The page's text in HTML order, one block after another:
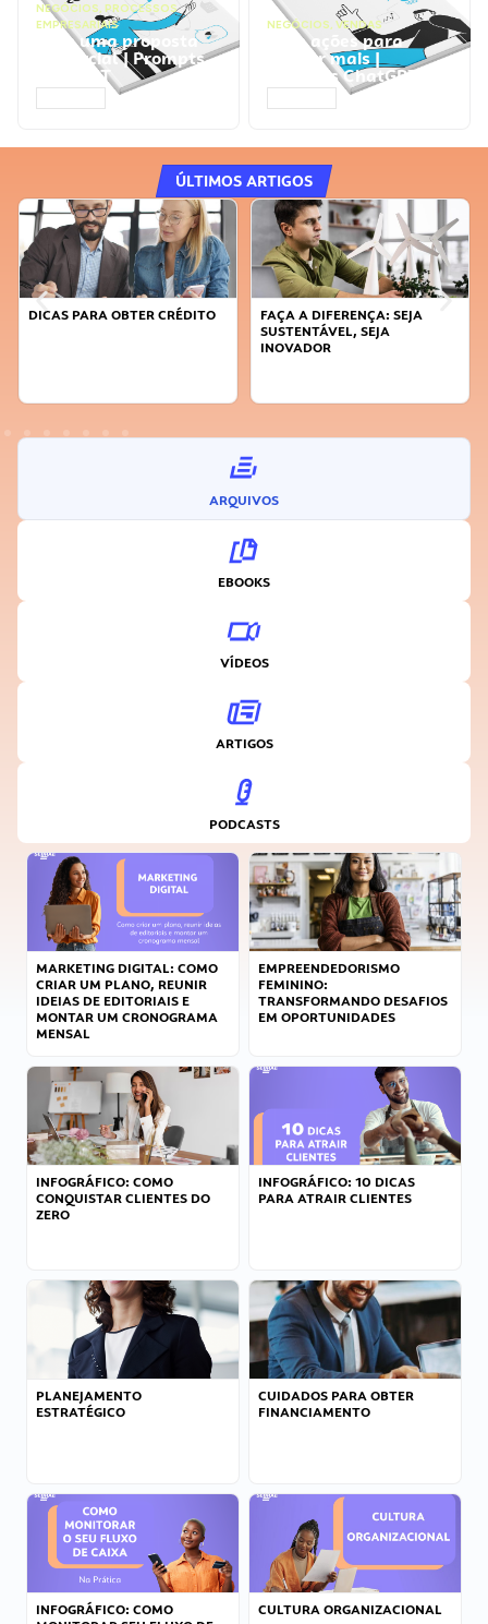
NEGÓCIOS, PROCESSOS
EMPRESARIAIS
Faça uma proposta
comercial | Prompts
ChatGPT
NEGÓCIOS, VENDAS
Faça ações para
vender mais |
Prompts ChatGPT
ÚLTIMOS ARTIGOS
DICAS PARA OBTER CRÉDITO
FAÇA A DIFERENÇA: SEJA
SUSTENTÁVEL, SEJA
INOVADOR
ARQUIVOS
EBOOKS
VÍDEOS
ARTIGOS
PODCASTS
MARKETING DIGITAL: COMO
CRIAR UM PLANO, REUNIR
IDEIAS DE EDITORIAIS E
MONTAR UM CRONOGRAMA
MENSAL
EMPREENDEDORISMO
FEMININO:
TRANSFORMANDO DESAFIOS
EM OPORTUNIDADES
INFOGRÁFICO: COMO
CONQUISTAR CLIENTES DO
ZERO
INFOGRÁFICO: 10 DICAS
PARA ATRAIR CLIENTES
PLANEJAMENTO
ESTRATÉGICO
CUIDADOS PARA OBTER
FINANCIAMENTO
INFOGRÁFICO: COMO
CULTURA ORGANIZACIONAL